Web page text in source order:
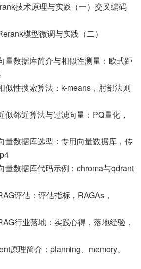
技术原理与实践（一）交叉编码
模型微调与实践（二）
量数据库简介与相似性测量：欧式距
似性搜索算法：k-means，肘部法则
似邻近算法与过滤向量：PQ量化，
量数据库选型：专用向量数据库，传
量数据库代码示例：chroma与qdrant
评估：评估指标，RAGAs，
行业落地：实践心得，落地经验，
原理简介：planning、memory、